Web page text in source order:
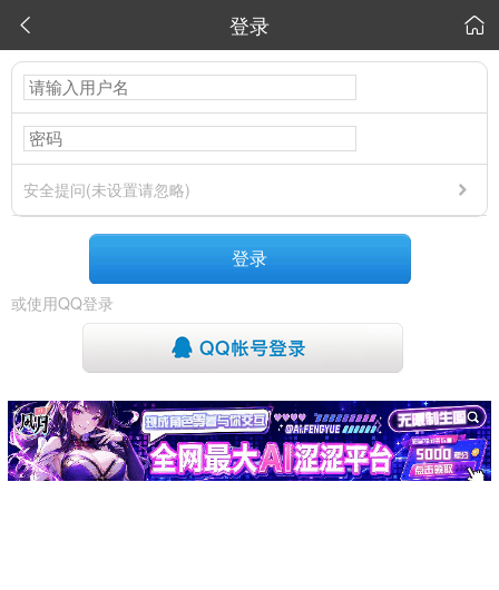
 登录 
安全提问(未设置请忽略)
登录
或使用QQ登录